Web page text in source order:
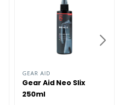
GEAR AID
Gear Aid Neo Slix
250ml